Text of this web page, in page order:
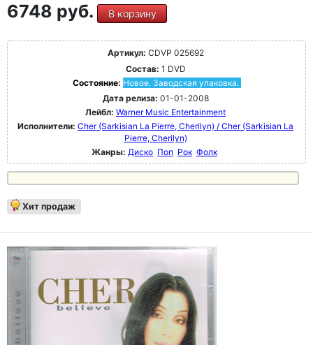
6748 руб. В корзину
Артикул: CDVP 025692
Состав: 1 DVD
Состояние: Новое. Заводская упаковка.
Дата релиза: 01-01-2008
Лейбл: Warner Music Entertainment
Исполнители: Cher (Sarkisian La Pierre, Cherilyn) / Cher (Sarkisian La
Pierre, Cherilyn)
Жанры: Диско Поп Рок Фолк
Хит продаж